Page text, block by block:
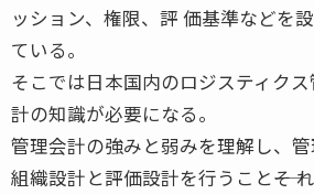
ッション、権限、評 価基準などを
ている。
そこでは日本国内のロジスティク
計の知識が必要になる。
管理会計の強みと弱みを理解し、
組織設計と評価設計を行うこと――そ